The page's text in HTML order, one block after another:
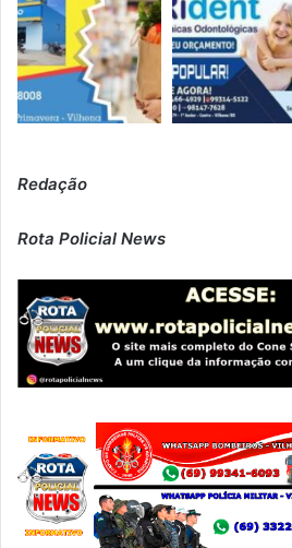
Redação
Rota Policial News